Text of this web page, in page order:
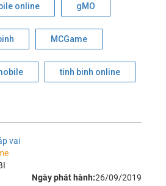
online gMO
MCGame
tinh binh online
vai
Ngày phát hành:26/09/2019